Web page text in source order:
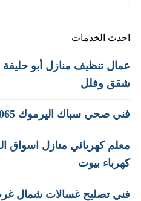
احدث الخدمات
شقق وفلل
فني صحي سباك اليرموك 55850065 فني تسليك مجاري
كهرباء بيوت